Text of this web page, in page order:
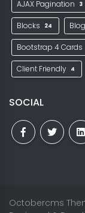
AJAX Pagination 3
Blocks 24
Bootstrap 4 Cards
Client Friendly 4
SOCIAL
Octobercms